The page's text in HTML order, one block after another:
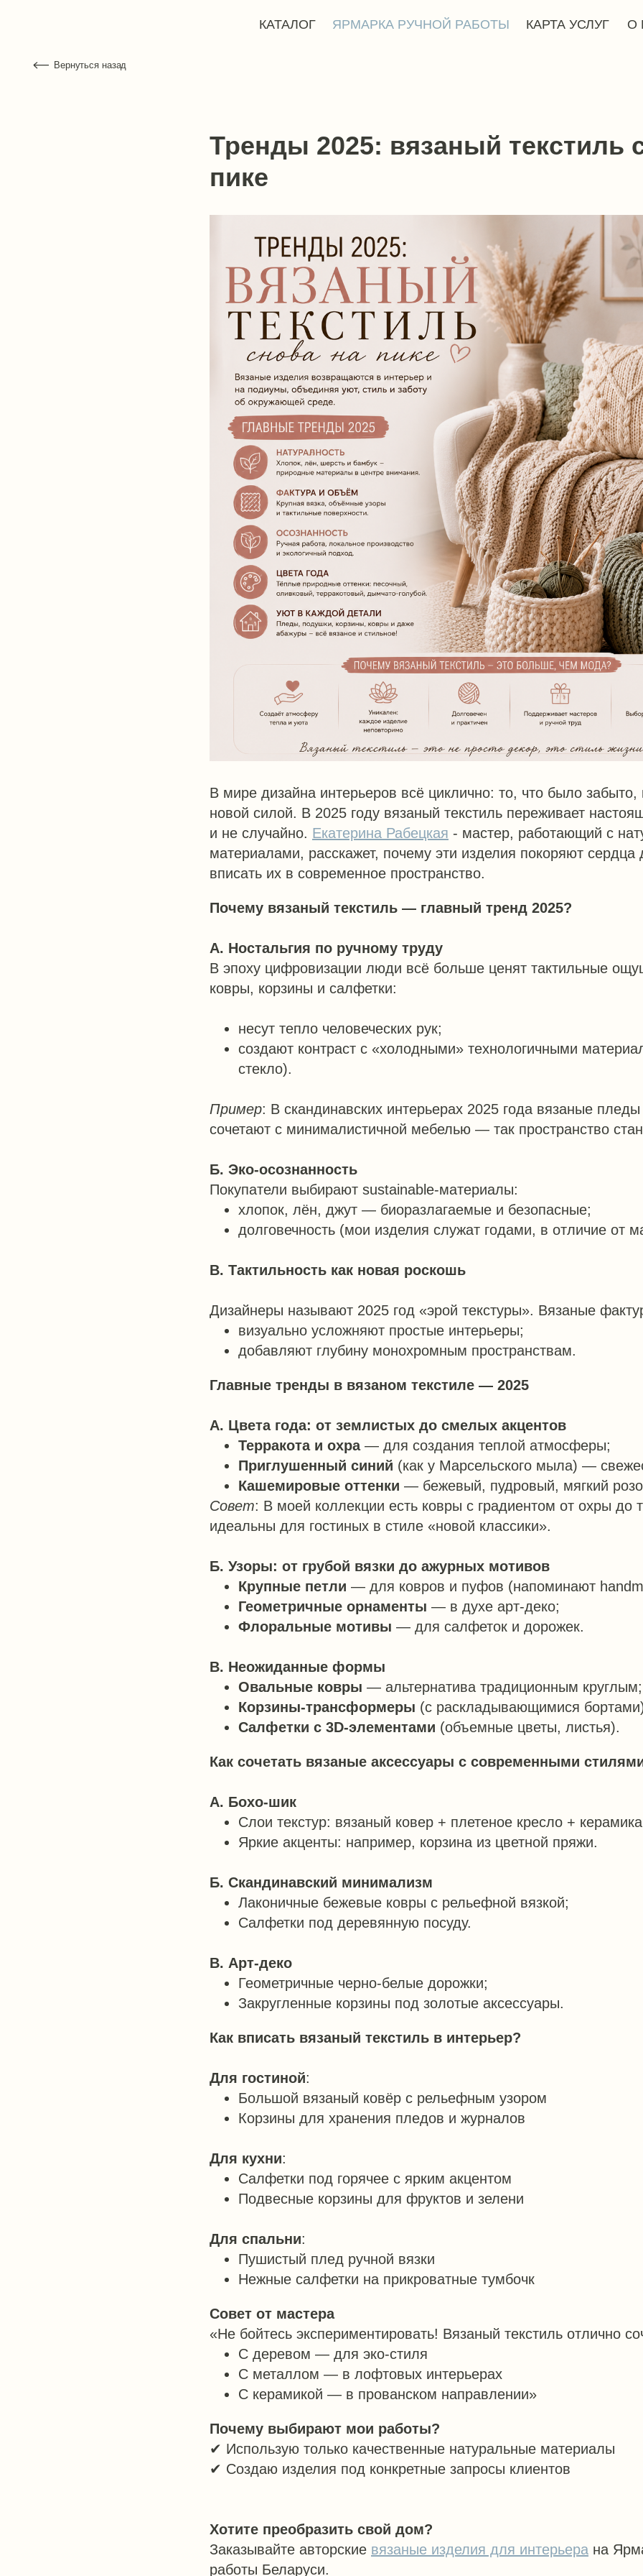
КАТАЛОГ КАРТА УСЛУГ О ПРОЕКТЕ
ЯРМАРКА РУЧНОЙ РАБОТЫ
Тренды 2025: вязаный текстиль
пике
В мире дизайна интерьеров всё циклично: то, что было забыто,
новой силой. В 2025 году вязаный текстиль переживает
и не случайно. Екатерина Рабецкая - мастер, работающий с
материалами, расскажет, почему эти изделия покоряют сердца
вписать их в современное пространство.
Почему вязаный текстиль — главный тренд 2025?
А. Ностальгия по ручному труду
В эпоху цифровизации люди всё больше ценят тактильные
ковры, корзины и салфетки:
несут тепло человеческих рук;
создают контраст с «холодными» технологичными
стекло).
Пример: В скандинавских интерьерах 2025 года вязаные
сочетают с минималистичной мебелью — так пространство
Б. Эко-осознанность
Покупатели выбирают sustainable-материалы:
хлопок, лён, джут — биоразлагаемые и безопасные;
долговечность (мои изделия служат годами, в отличие от
В. Тактильность как новая роскошь
Дизайнеры называют 2025 год «эрой текстуры». Вязаные
визуально усложняют простые интерьеры;
добавляют глубину монохромным пространствам.
Главные тренды в вязаном текстиле — 2025
А. Цвета года: от землистых до смелых акцентов
Терракота и охра— для создания теплой атмосферы;
Приглушенный синий (как у Марсельского мыла) —
Кашемировые оттенки — бежевый, пудровый, мягкий
Совет: В моей коллекции есть ковры с градиентом от охры до
идеальны для гостиных в стиле «новой классики».
Б. Узоры: от грубой вязки до ажурных мотивов
Крупные петли — для ковров и пуфов (напоминают
Геометричные орнаменты — в духе арт-деко;
Флоральные мотивы — для салфеток и дорожек.
В. Неожиданные формы
Овальные ковры — альтернатива традиционным круглым;
Корзины-трансформеры (с раскладывающимися
Салфетки с 3D-элементами (объемные цветы, листья).
Как сочетать вязаные аксессуары с современными
А. Бохо-шик
Слои текстур: вязаный ковер + плетеное кресло +
Яркие акценты: например, корзина из цветной пряжи.
Б. Скандинавский минимализм
Лаконичные бежевые ковры с рельефной вязкой;
Салфетки под деревянную посуду.
В. Арт-деко
Геометричные черно-белые дорожки;
Закругленные корзины под золотые аксессуары.
Как вписать вязаный текстиль в интерьер?
Для гостиной:
Большой вязаный ковёр с рельефным узором
Корзины для хранения пледов и журналов
Для кухни:
Салфетки под горячее с ярким акцентом
Подвесные корзины для фруктов и зелени
Для спальни:
Пушистый плед ручной вязки
Нежные салфетки на прикроватные тумбочк
Совет от мастера
«Не бойтесь экспериментировать! Вязаный текстиль отлично
С деревом — для эко-стиля
С металлом — в лофтовых интерьерах
С керамикой — в прованском направлении»
Почему выбирают мои работы?
✔ Использую только качественные натуральные материалы
✔ Создаю изделия под конкретные запросы клиентов
Хотите преобразить свой дом?
Заказывайте авторские вязаные изделия для интерьера на
работы Беларуси.
согласия